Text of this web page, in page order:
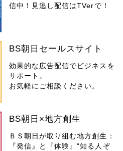
信中！見逃し配信はTVerで！
BS朝日セールスサイト
効果的な広告配信でビジネスを
サポート。
お気軽にご相談ください。
BS朝日×地方創生
ＢＳ朝日が取り組む地方創生：
『発信』と『体験』“知る人ぞ